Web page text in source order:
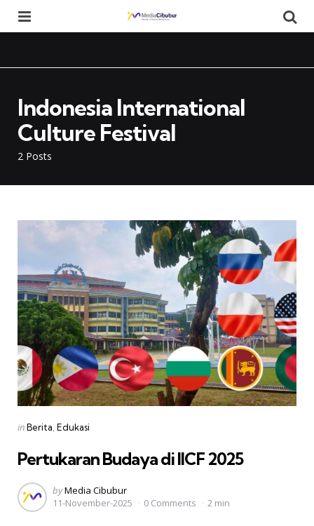
2 Posts
Indonesia International
Culture Festival
Categories
Posted
inBerita Edukasi
Pertukaran Budaya di IICF 2025
Posted
by
byMedia Cibubur
11-November-2025
0 Comments 2 min